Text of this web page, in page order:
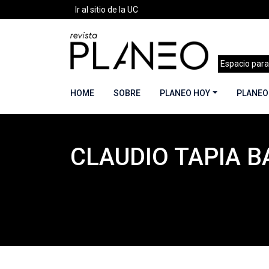
Ir al sitio de la UC
Espacio
HOME SOBRE PLANEO HOY
Portada » Planeo Hoy» COLABORADORES»
CLAUDIO TAPIA